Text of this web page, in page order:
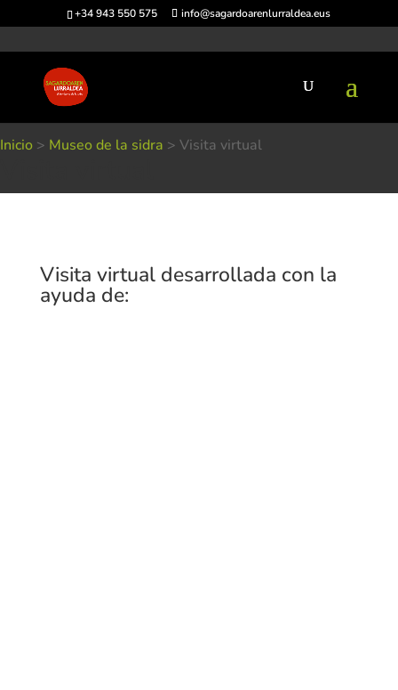
+34 943 550 575 info@sagardoarenlurraldea.eus
Inicio > Museo de la sidra > Visita virtual
Visita virtual desarrollada con la
ayuda de: